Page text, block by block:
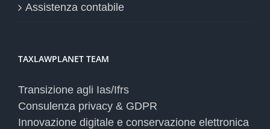
Assistenza contabile
TAXLAWPLANET TEAM
Transizione agli Ias/Ifrs
Consulenza privacy & GDPR
Innovazione digitale e conservazione elettronica